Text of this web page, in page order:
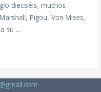
dieciséis, muchos
Pigou, Von Mises,
su …